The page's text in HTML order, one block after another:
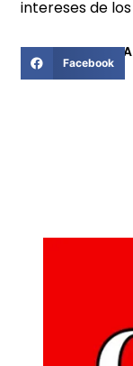
intereses de
COMPARTIR
Facebook